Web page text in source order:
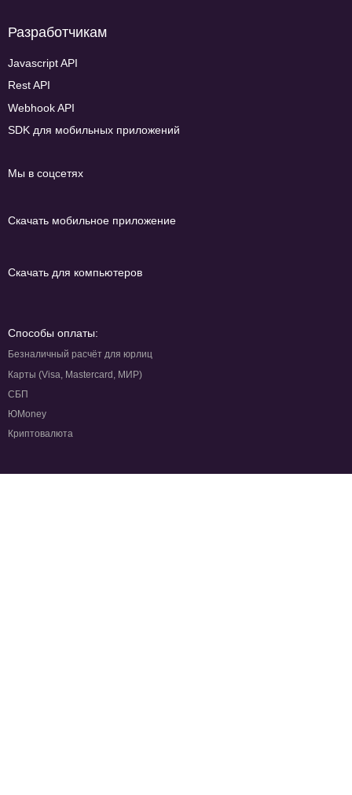
Разработчикам
Javascript API
Rest API
Webhook API
SDK для мобильных приложений
Мы в соцсетях
Скачать мобильное приложение
Скачать для компьютеров
Способы оплаты:
Безналичный расчёт для юрлиц
Карты (Visa, Mastercard, МИР)
СБП
ЮMoney
Криптовалюта